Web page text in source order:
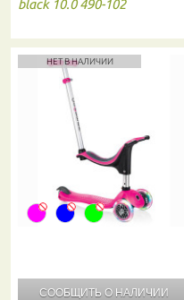
black 10.0 490-102
НЕТ В НАЛИЧИИ
СООБЩИТЬ О НАЛИЧИИ